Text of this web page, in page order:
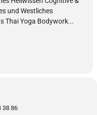
und Westliches
Thai Yoga Bodywork...
38 86